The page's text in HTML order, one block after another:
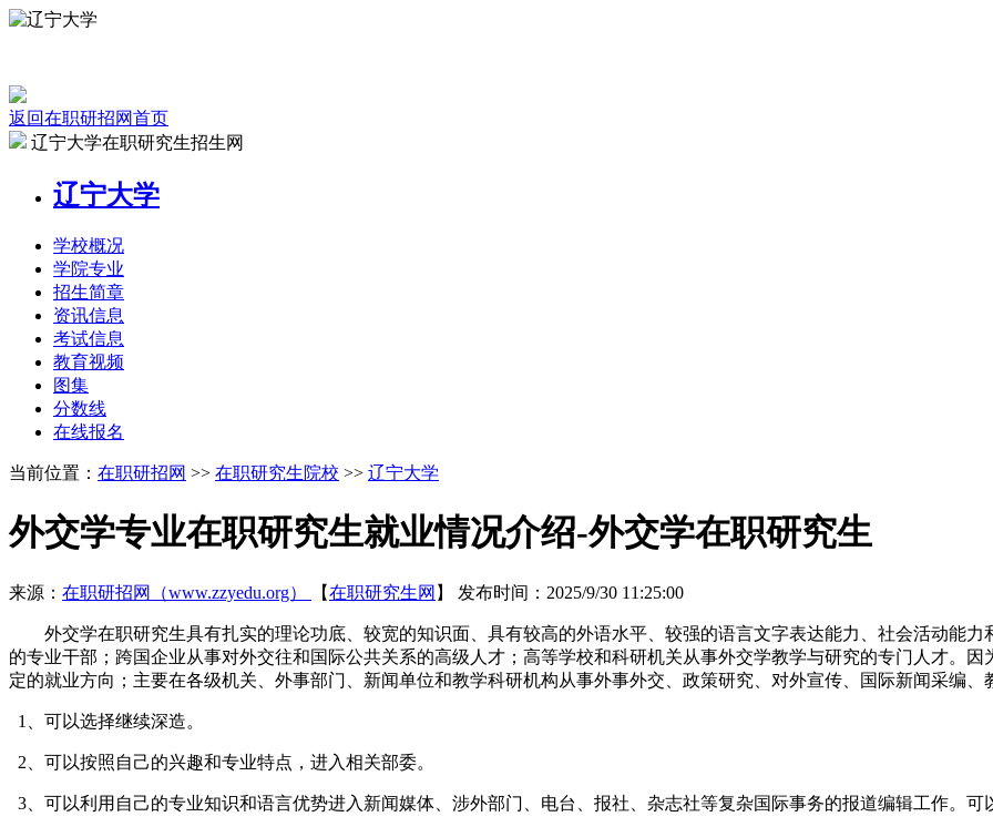
返回在职研招网首页
辽宁大学在职研究生招生网
辽宁大学
学校概况
学院专业
招生简章
资讯信息
考试信息
教育视频
图集
分数线
在线报名
当前位置： 在职研招网 >> 在职研究生院校 >> 辽宁大学
外交学专业在职研究生就业情况介绍-外交学在职研究生
来源： 在职研招网（www.zzyedu.org） 【在职研究生网 】 发布时间：2025/9/30 11:25:00
外交学在职研究生具有扎实的理论功底、较宽的知识面、具有较高的外语水平、较强的语言文字表达能力、社会活动能力
的专业干部；跨国企业从事对外交往和国际公共关系的高级人才；高等学校和科研机关从事外交学教学与研究的专门人才。
定的就业方向；主要在各级机关、外事部门、新闻单位和教学科研机构从事外事外交、政策研究、对外宣传、国际新闻采编
1、可以选择继续深造。
2、可以按照自己的兴趣和专业特点，进入相关部委。
3、可以利用自己的专业知识和语言优势进入新闻媒体、涉外部门、电台、报社、杂志社等复杂国际事务的报道编辑工作。